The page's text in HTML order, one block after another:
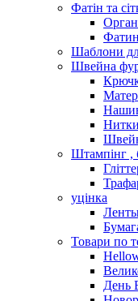
Фатін та
Фатин
Шаблони
Швейна
Нитки
Штампінг ,
уцінка
Товари по
День